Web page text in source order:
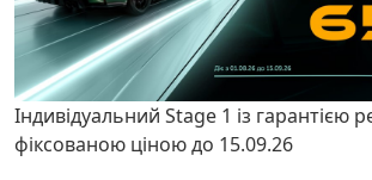
Індивідуальний Stage 1 із гарантією
фіксованою ціною до 15.09.26